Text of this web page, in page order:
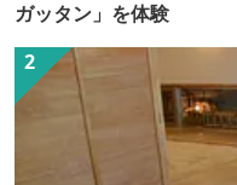
ガッタン」を体験